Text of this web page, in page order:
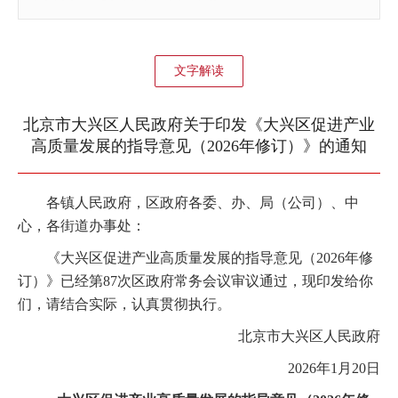
文字解读
北京市大兴区人民政府关于印发《大兴区促进产业
高质量发展的指导意见（2026年修订）》的通知
各镇人民政府，区政府各委、办、局（公司）、中
心，各街道办事处：
《大兴区促进产业高质量发展的指导意见（2026年修
订）》已经第87次区政府常务会议审议通过，现印发给你
们，请结合实际，认真贯彻执行。
北京市大兴区人民政府
2026年1月20日